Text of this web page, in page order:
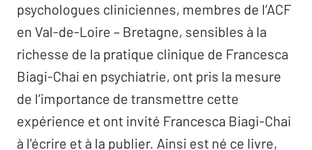
Comment comprendre aujourd’hui l’institution
psychiatrique ? Quelle est la fonction d’une
telle institution pour le patient ? Quelle est
actuellement la conception de la psychose ?
De quelle manière évoluent les soins en
psychiatrie ? Et quelle place tient la
psychologues cliniciennes, membres de l’ACF
en Val-de-Loire – Bretagne, sensibles à la
richesse de la pratique clinique de Francesca
Biagi-Chai en psychiatrie, ont pris la mesure
de l’importance de transmettre cette
expérience et ont invité Francesca Biagi-Chai
à l’écrire et à la publier. Ainsi est né ce livre,